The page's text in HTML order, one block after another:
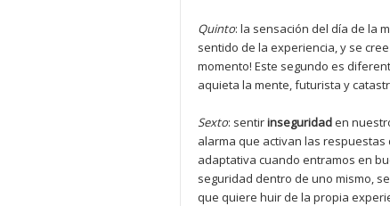
Quinto: la sensación del día de la
sentido de la experiencia, y se
momento! Este segundo es
aquieta la mente, futurista y
Sexto: sentirinseguridaden
alarma que activan las
adaptativa cuando entramos en
seguridad dentro de uno mismo,
que quiere huir de la propia